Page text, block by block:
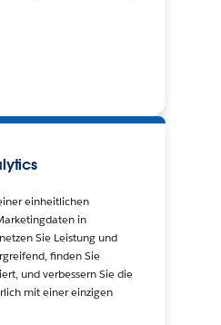
einheitlichen
in
Sie Leistung und
finden Sie
und verbessern Sie die
mit einer einzigen